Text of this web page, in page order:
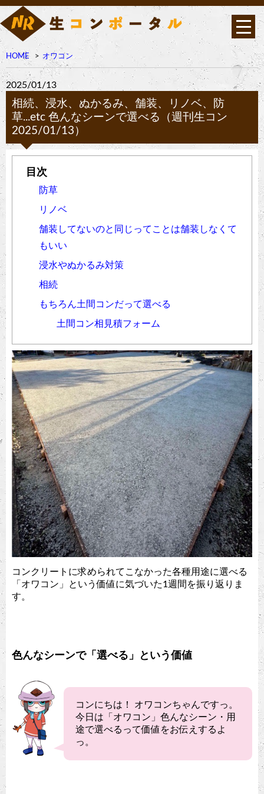
HOME オワコン
2025/01/13
相続、浸水、ぬかるみ、舗装、リノベ、防
草...etc 色んなシーンで選べる（週刊生コン
2025/01/13）
防草
リノベ
舗装してないのと同じってことは舗装しなくて
もいい
浸水やぬかるみ対策
相続
もちろん土間コンだって選べる
土間コン相見積フォーム
コンクリートに求められてこなかった各種用途に選べる
「オワコン」という価値に気づいた1週間を振り返りま
す。
色んなシーンで「選べる」という価値
コンにちは！ オワコンちゃんですっ。
今日は「オワコン」色んなシーン・用
途で選べるって価値をお伝えするよ
っ。